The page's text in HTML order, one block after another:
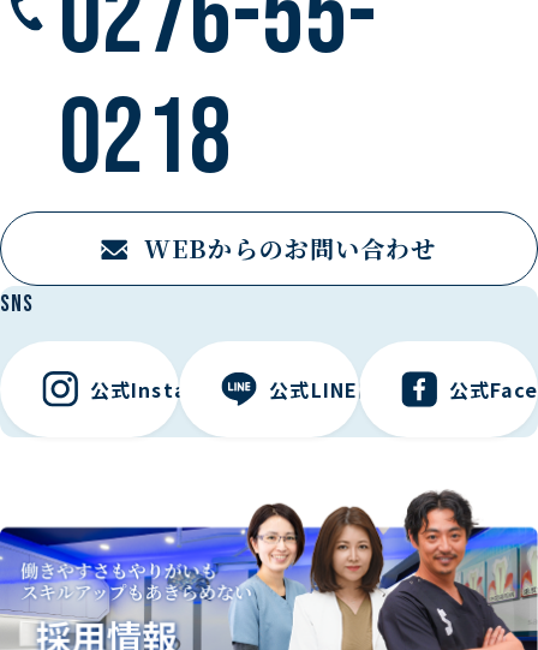
0218
WEBからのお問い合わせ
SNS
公式Instagramはこちら公式LINEはこちら 公式